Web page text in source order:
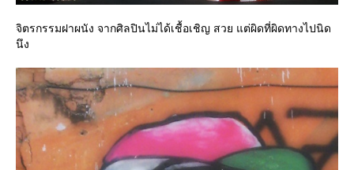
จิตรกรรมฝาผนัง จากศิลปินไม่ได้เชื้อเชิญ สวย แต่ผิดที่ผิดทางไปนิด
นึง